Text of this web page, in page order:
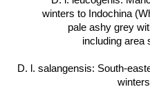
winters to Indochina
pale ashy grey
including area
D. l. salangensis: South-